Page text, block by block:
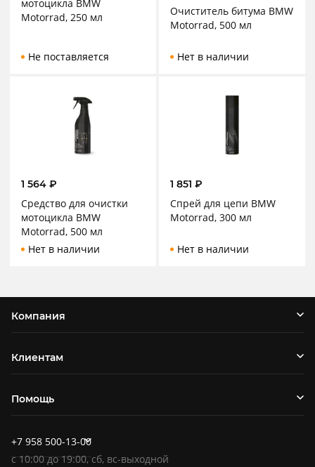
мотоцикла BMW
Motorrad, 250 мл
Не поставляется
Очиститель битума BMW
Motorrad, 500 мл
Нет в наличии
1 564 ₽
Средство для очистки
мотоцикла BMW
Motorrad, 500 мл
Нет в наличии
1 851 ₽
Спрей для цепи BMW
Motorrad, 300 мл
Нет в наличии
Компания
Клиентам
Помощь
+7 958 500-13-00
c10:00до19:00, сб, вс-выходной